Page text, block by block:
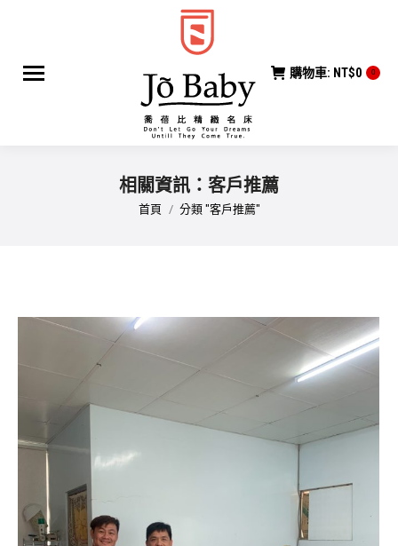
購物車: NT$0 0
相關資訊： 客戶推薦
您在這裡：
首頁 分類 "客戶推薦"